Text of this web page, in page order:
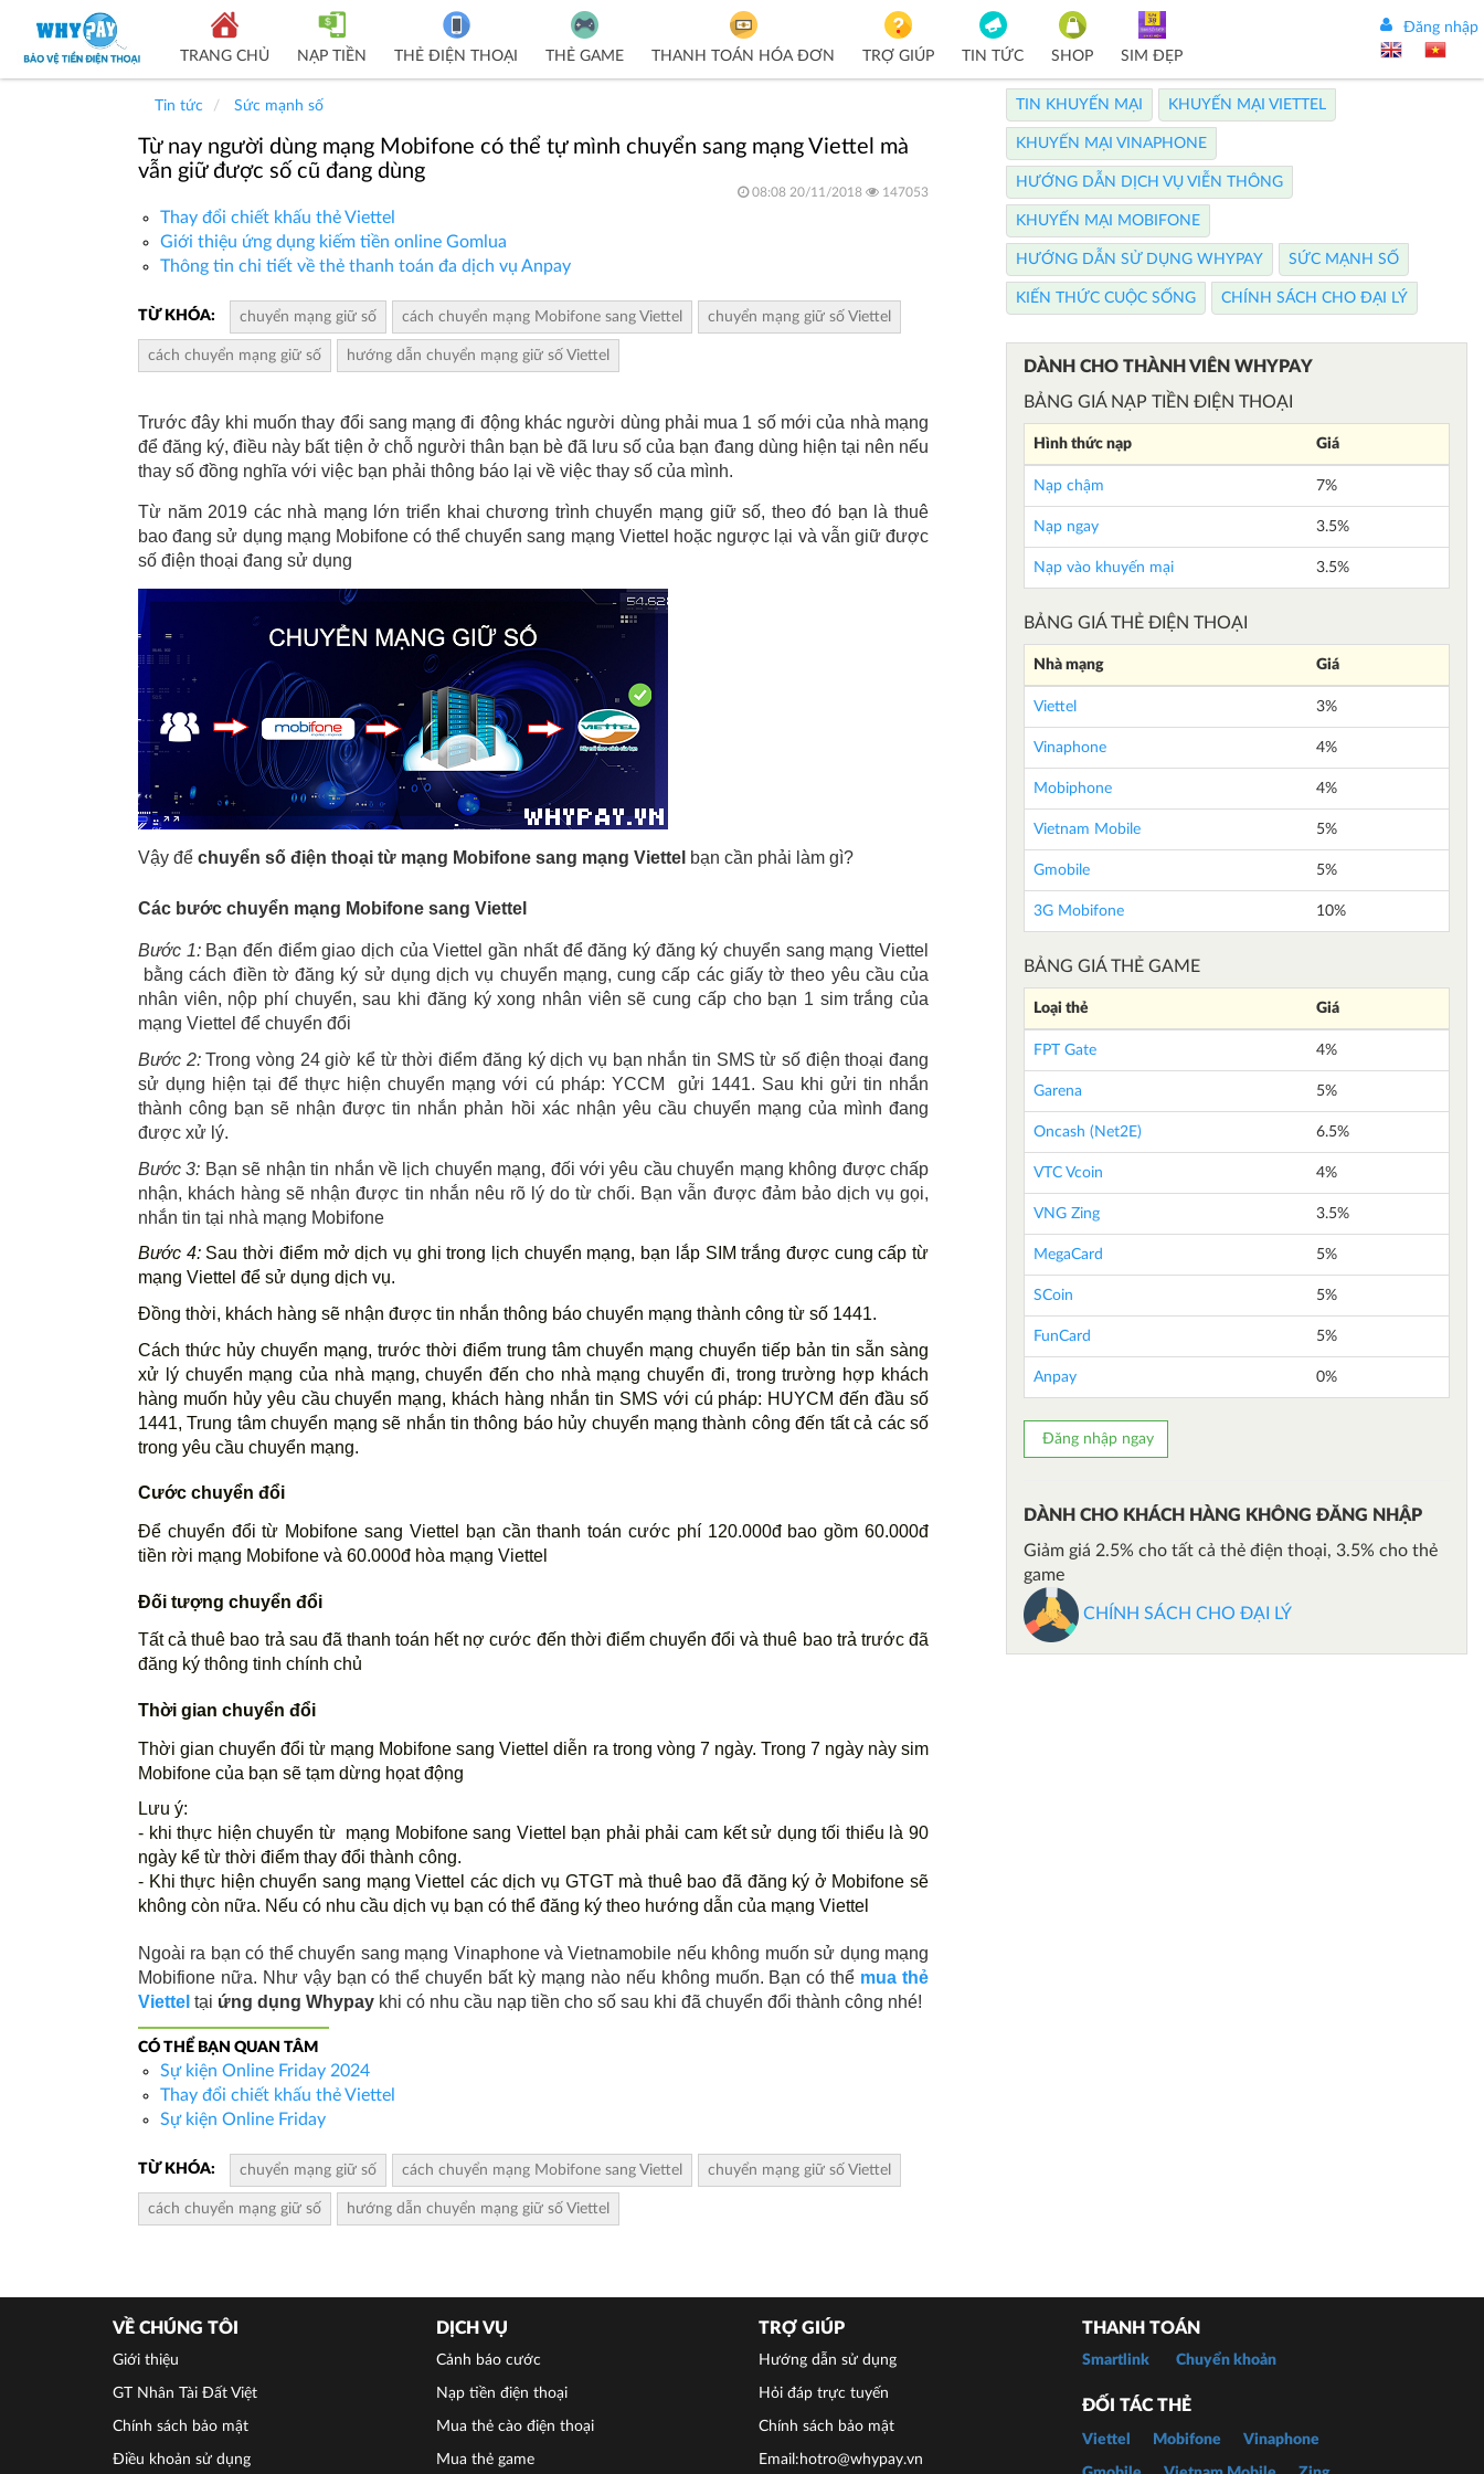
TRANG CHỦ NẠP TIỀN THẺ ĐIỆN THOẠI THẺ GAME THANH TOÁN HÓA ĐƠN TRỢ GIÚP TIN TỨC SHOP SIM ĐẸP
Đăng nhập
Tin tức Sức mạnh số
Từ nay người dùng mạng Mobifone có thể tự mình chuyển sang mạng Viettel mà
vẫn giữ được số cũ đang dùng
08:08 20/11/2018 147053
Thay đổi chiết khấu thẻ Viettel
Giới thiệu ứng dụng kiếm tiền online Gomlua
Thông tin chi tiết về thẻ thanh toán đa dịch vụ Anpay
TỪ KHÓA: chuyển mạng giữ số cách chuyển mạng Mobifone sang Viettel chuyển mạng giữ số Viettel
cách chuyển mạng giữ số hướng dẫn chuyển mạng giữ số Viettel
Trước đây khi muốn thay đổi sang mạng đi động khác người dùng phải mua 1 số mới của nhà mạng
để đăng ký, điều này bất tiện ở chỗ người thân bạn bè đã lưu số của bạn đang dùng hiện tại nên nếu
thay số đồng nghĩa với việc bạn phải thông báo lại về việc thay số của mình.
Từ năm 2019 các nhà mạng lớn triển khai chương trình chuyển mạng giữ số, theo đó bạn là thuê
bao đang sử dụng mạng Mobifone có thể chuyển sang mạng Viettel hoặc ngược lại và vẫn giữ được
số điện thoại đang sử dụng
Vậy để chuyển số điện thoại từ mạng Mobifone sang mạng Viettel bạn cần phải làm gì?
Các bước chuyển mạng Mobifone sang Viettel
Bước 1: Bạn đến điểm giao dịch của Viettel gần nhất để đăng ký đăng ký chuyển sang mạng Viettel
bằng cách điền tờ đăng ký sử dụng dịch vụ chuyển mạng, cung cấp các giấy tờ theo yêu cầu của
nhân viên, nộp phí chuyển, sau khi đăng ký xong nhân viên sẽ cung cấp cho bạn 1 sim trắng của
mạng Viettel để chuyển đổi
Bước 2: Trong vòng 24 giờ kể từ thời điểm đăng ký dịch vụ bạn nhắn tin SMS từ số điện thoại đang
sử dụng hiện tại để thực hiện chuyển mạng với cú pháp: YCCM  gửi 1441. Sau khi gửi tin nhắn
thành công bạn sẽ nhận được tin nhắn phản hồi xác nhận yêu cầu chuyển mạng của mình đang
được xử lý.
Bước 3: Bạn sẽ nhận tin nhắn về lịch chuyển mạng, đối với yêu cầu chuyển mạng không được chấp
nhận, khách hàng sẽ nhận được tin nhắn nêu rõ lý do từ chối. Bạn vẫn được đảm bảo dịch vụ gọi,
nhắn tin tại nhà mạng Mobifone
Bước 4: Sau thời điểm mở dịch vụ ghi trong lịch chuyển mạng, bạn lắp SIM trắng được cung cấp từ
mạng Viettel để sử dụng dịch vụ.
Đồng thời, khách hàng sẽ nhận được tin nhắn thông báo chuyển mạng thành công từ số 1441.
Cách thức hủy chuyển mạng, trước thời điểm trung tâm chuyển mạng chuyển tiếp bản tin sẵn sàng
xử lý chuyển mạng của nhà mạng, chuyển đến cho nhà mạng chuyển đi, trong trường hợp khách
hàng muốn hủy yêu cầu chuyển mạng, khách hàng nhắn tin SMS với cú pháp: HUYCM đến đầu số
1441, Trung tâm chuyển mạng sẽ nhắn tin thông báo hủy chuyển mạng thành công đến tất cả các số
trong yêu cầu chuyển mạng.
Cước chuyển đổi
Để chuyển đổi từ Mobifone sang Viettel bạn cần thanh toán cước phí 120.000đ bao gồm 60.000đ
tiền rời mạng Mobifone và 60.000đ hòa mạng Viettel
Đối tượng chuyển đổi
Tất cả thuê bao trả sau đã thanh toán hết nợ cước đến thời điểm chuyển đổi và thuê bao trả trước đã
đăng ký thông tinh chính chủ
Thời gian chuyển đổi
Thời gian chuyển đổi từ mạng Mobifone sang Viettel diễn ra trong vòng 7 ngày. Trong 7 ngày này sim
Mobifone của bạn sẽ tạm dừng họat động
Lưu ý:
- khi thực hiện chuyển từ  mạng Mobifone sang Viettel bạn phải phải cam kết sử dụng tối thiểu là 90
ngày kể từ thời điểm thay đổi thành công.
- Khi thực hiện chuyển sang mạng Viettel các dịch vụ GTGT mà thuê bao đã đăng ký ở Mobifone sẽ
không còn nữa. Nếu có nhu cầu dịch vụ bạn có thể đăng ký theo hướng dẫn của mạng Viettel
Ngoài ra bạn có thể chuyển sang mạng Vinaphone và Vietnamobile nếu không muốn sử dụng mạng
Mobifione nữa. Như vậy bạn có thể chuyển bất kỳ mạng nào nếu không muốn. Bạn có thể mua thẻ
Viettel tại ứng dụng Whypay khi có nhu cầu nạp tiền cho số sau khi đã chuyển đổi thành công nhé!
CÓ THỂ BẠN QUAN TÂM
Sự kiện Online Friday 2024
Thay đổi chiết khấu thẻ Viettel
Sự kiện Online Friday
TỪ KHÓA: chuyển mạng giữ số cách chuyển mạng Mobifone sang Viettel chuyển mạng giữ số Viettel
cách chuyển mạng giữ số hướng dẫn chuyển mạng giữ số Viettel
TIN KHUYẾN MẠI KHUYẾN MẠI VIETTEL
KHUYẾN MẠI VINAPHONE
HƯỚNG DẪN DỊCH VỤ VIỄN THÔNG
KHUYẾN MẠI MOBIFONE
HƯỚNG DẪN SỬ DỤNG WHYPAY SỨC MẠNH SỐ
KIẾN THỨC CUỘC SỐNG CHÍNH SÁCH CHO ĐẠI LÝ
DÀNH CHO THÀNH VIÊN WHYPAY
BẢNG GIÁ NẠP TIỀN ĐIỆN THOẠI
Hình thức nạp Giá
Nạp chậm 7%
Nạp ngay 3.5%
Nạp vào khuyến mại 3.5%
BẢNG GIÁ THẺ ĐIỆN THOẠI
Nhà mạng Giá
Viettel 3%
Vinaphone 4%
Mobiphone 4%
Vietnam Mobile 5%
Gmobile 5%
3G Mobifone 10%
BẢNG GIÁ THẺ GAME
Loại thẻ Giá
FPT Gate 4%
Garena 5%
Oncash (Net2E) 6.5%
VTC Vcoin 4%
VNG Zing 3.5%
MegaCard 5%
SCoin 5%
FunCard 5%
Anpay 0%
Đăng nhập ngay
DÀNH CHO KHÁCH HÀNG KHÔNG ĐĂNG NHẬP
Giảm giá 2.5% cho tất cả thẻ điện thoại, 3.5% cho thẻ
game
CHÍNH SÁCH CHO ĐẠI LÝ
VỀ CHÚNG TÔI
Giới thiệu
GT Nhân Tài Đất Việt
Chính sách bảo mật
Điều khoản sử dụng
DỊCH VỤ
Cảnh báo cước
Nạp tiền điện thoại
Mua thẻ cào điện thoại
Mua thẻ game
TRỢ GIÚP
Hướng dẫn sử dụng
Hỏi đáp trực tuyến
Chính sách bảo mật
Email:hotro@whypay.vn
THANH TOÁN
Smartlink Chuyển khoản
ĐỐI TÁC THẺ
Viettel Mobifone Vinaphone